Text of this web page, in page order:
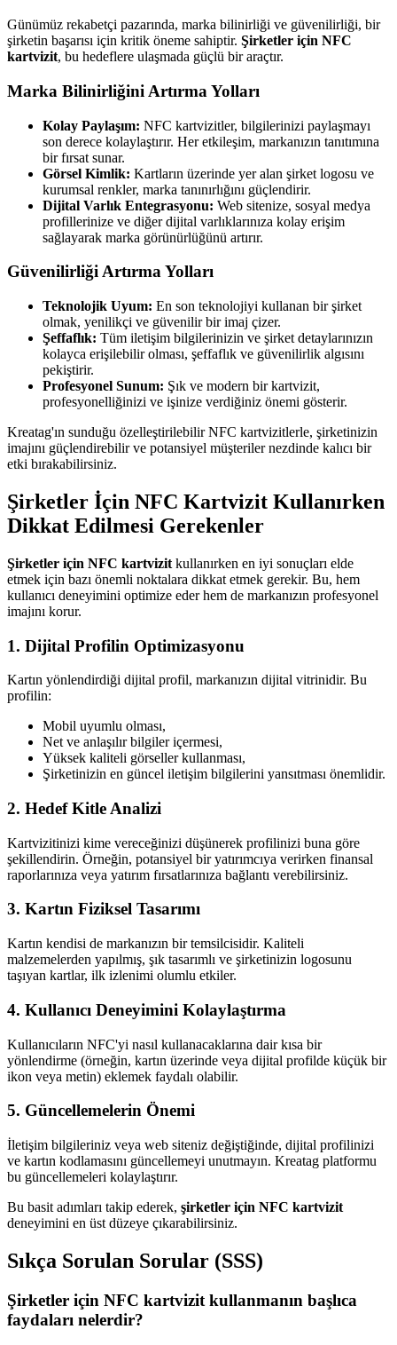
Günümüz rekabetçi pazarında, marka bilinirliği ve güvenilirliği, bir
şirketin başarısı için kritik öneme sahiptir. Şirketler için NFC
kartvizit, bu hedeflere ulaşmada güçlü bir araçtır.
Marka Bilinirliğini Artırma Yolları
Kolay Paylaşım: NFC kartvizitler, bilgilerinizi paylaşmayı
son derece kolaylaştırır. Her etkileşim, markanızın tanıtımına
bir fırsat sunar.
Görsel Kimlik: Kartların üzerinde yer alan şirket logosu ve
kurumsal renkler, marka tanınırlığını güçlendirir.
Dijital Varlık Entegrasyonu: Web sitenize, sosyal medya
profillerinize ve diğer dijital varlıklarınıza kolay erişim
sağlayarak marka görünürlüğünü artırır.
Güvenilirliği Artırma Yolları
Teknolojik Uyum: En son teknolojiyi kullanan bir şirket
olmak, yenilikçi ve güvenilir bir imaj çizer.
Şeffaflık: Tüm iletişim bilgilerinizin ve şirket detaylarınızın
kolayca erişilebilir olması, şeffaflık ve güvenilirlik algısını
pekiştirir.
Profesyonel Sunum: Şık ve modern bir kartvizit,
profesyonelliğinizi ve işinize verdiğiniz önemi gösterir.
Kreatag'ın sunduğu özelleştirilebilir NFC kartvizitlerle, şirketinizin
imajını güçlendirebilir ve potansiyel müşteriler nezdinde kalıcı bir
etki bırakabilirsiniz.
Şirketler İçin NFC Kartvizit Kullanırken
Dikkat Edilmesi Gerekenler
Şirketler için NFC kartvizit kullanırken en iyi sonuçları elde
etmek için bazı önemli noktalara dikkat etmek gerekir. Bu, hem
kullanıcı deneyimini optimize eder hem de markanızın profesyonel
imajını korur.
1. Dijital Profilin Optimizasyonu
Kartın yönlendirdiği dijital profil, markanızın dijital vitrinidir. Bu
profilin:
Mobil uyumlu olması,
Net ve anlaşılır bilgiler içermesi,
Yüksek kaliteli görseller kullanması,
Şirketinizin en güncel iletişim bilgilerini yansıtması önemlidir.
2. Hedef Kitle Analizi
Kartvizitinizi kime vereceğinizi düşünerek profilinizi buna göre
şekillendirin. Örneğin, potansiyel bir yatırımcıya verirken finansal
raporlarınıza veya yatırım fırsatlarınıza bağlantı verebilirsiniz.
3. Kartın Fiziksel Tasarımı
Kartın kendisi de markanızın bir temsilcisidir. Kaliteli
malzemelerden yapılmış, şık tasarımlı ve şirketinizin logosunu
taşıyan kartlar, ilk izlenimi olumlu etkiler.
4. Kullanıcı Deneyimini Kolaylaştırma
Kullanıcıların NFC'yi nasıl kullanacaklarına dair kısa bir
yönlendirme (örneğin, kartın üzerinde veya dijital profilde küçük bir
ikon veya metin) eklemek faydalı olabilir.
5. Güncellemelerin Önemi
İletişim bilgileriniz veya web siteniz değiştiğinde, dijital profilinizi
ve kartın kodlamasını güncellemeyi unutmayın. Kreatag platformu
bu güncellemeleri kolaylaştırır.
Bu basit adımları takip ederek, şirketler için NFC kartvizit
deneyimini en üst düzeye çıkarabilirsiniz.
Sıkça Sorulan Sorular (SSS)
Şirketler için NFC kartvizit kullanmanın başlıca
faydaları nelerdir?